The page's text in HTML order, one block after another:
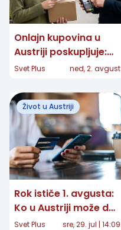
Onlajn kupovina u
Austriji poskupljuje:
Za pojedine pakete
Svet Plus ned, 2. avgust
Život u Austriji
Rok ističe 1. avgusta:
Ko u Austriji može da
traži povraćaj
Svet Plus sre, 29. jul | 14:09